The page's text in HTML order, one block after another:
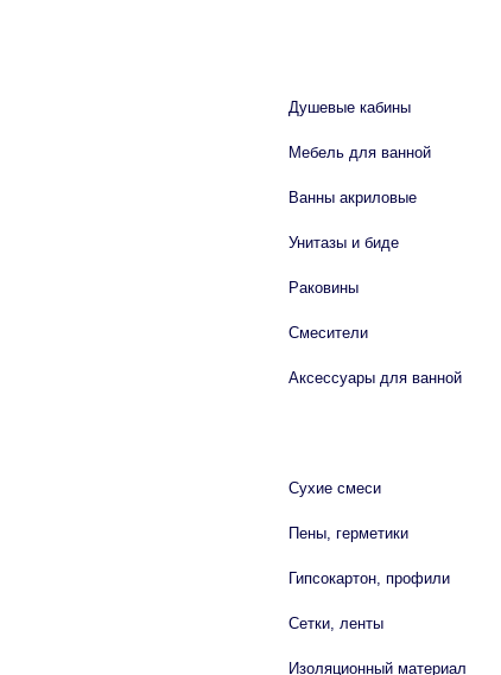
Душевые кабины
Мебель для ванной
Ванны акриловые
Унитазы и биде
Раковины
Смесители
Аксессуары для ванной
Сухие смеси
Пены, герметики
Гипсокартон, профили
Сетки, ленты
Изоляционный материал